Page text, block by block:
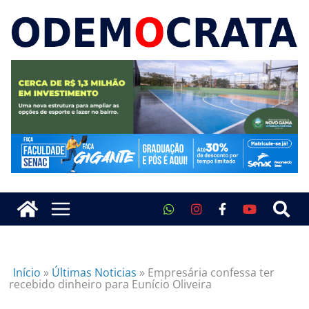
Início » Últimas Noticias » Empresária confessa ter
recebido dinheiro para Eunício Oliveira